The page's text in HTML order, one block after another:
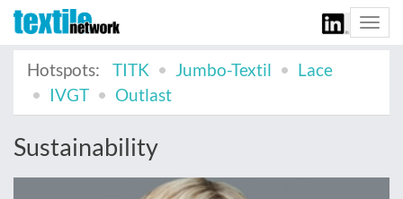
Hotspots:
TITK Jumbo-Textil
Lace
IVGT
Outlast
Sustainability